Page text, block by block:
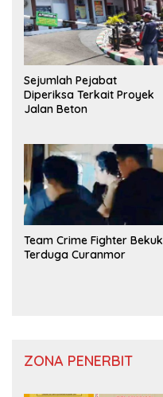
Sejumlah Pejabat
Diperiksa Terkait Proyek
Jalan Beton
Team Crime Fighter Bekuk
Terduga Curanmor
ZONA PENERBIT